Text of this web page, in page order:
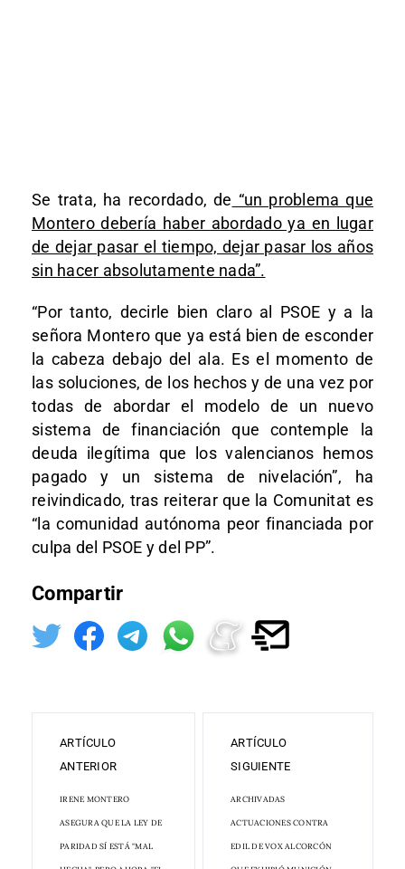
Se trata, ha recordado, de “un problema que
Montero debería haber abordado ya en lugar
de dejar pasar el tiempo, dejar pasar los años
sin hacer absolutamente nada”.
“Por tanto, decirle bien claro al PSOE y a la
señora Montero que ya está bien de esconder
la cabeza debajo del ala. Es el momento de
las soluciones, de los hechos y de una vez por
todas de abordar el modelo de un nuevo
sistema de financiación que contemple la
deuda ilegítima que los valencianos hemos
pagado y un sistema de nivelación”, ha
reivindicado, tras reiterar que la Comunitat es
“la comunidad autónoma peor financiada por
culpa del PSOE y del PP”.
Compartir
ARTÍCULO
ANTERIOR
IRENE MONTERO
ASEGURA QUE LA LEY DE
PARIDAD SÍ ESTÁ "MAL
ARTÍCULO
SIGUIENTE
ARCHIVADAS
ACTUACIONES CONTRA
EDIL DE VOX ALCORCÓN